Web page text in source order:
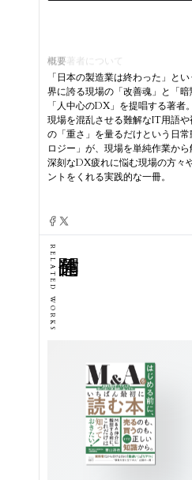
「日本の製造業は終わった」と
界に誇る現場の「改善魂」と「
「人中心のDX」を提唱する著者。
現場を混乱させる難解なIT用語
の「重さ」を量るだけという日
ロジー」が、現場を単純作業か
深刻なDX疲れに悩む現場の方々
ントをくれる実践的な一冊。
RELATED WORKS